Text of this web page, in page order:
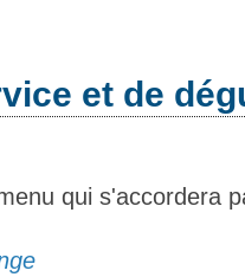
et de
qui s'accordera